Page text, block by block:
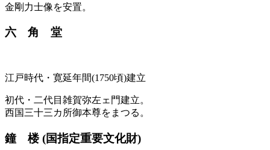
金剛力士像を安置。
六 角 堂
江戸時代・寛延年間(1750頃)建立
初代・二代目雑賀弥左ェ門建立。
西国三十三カ所御本尊をまつる。
鐘 楼 (国指定重要文化財)